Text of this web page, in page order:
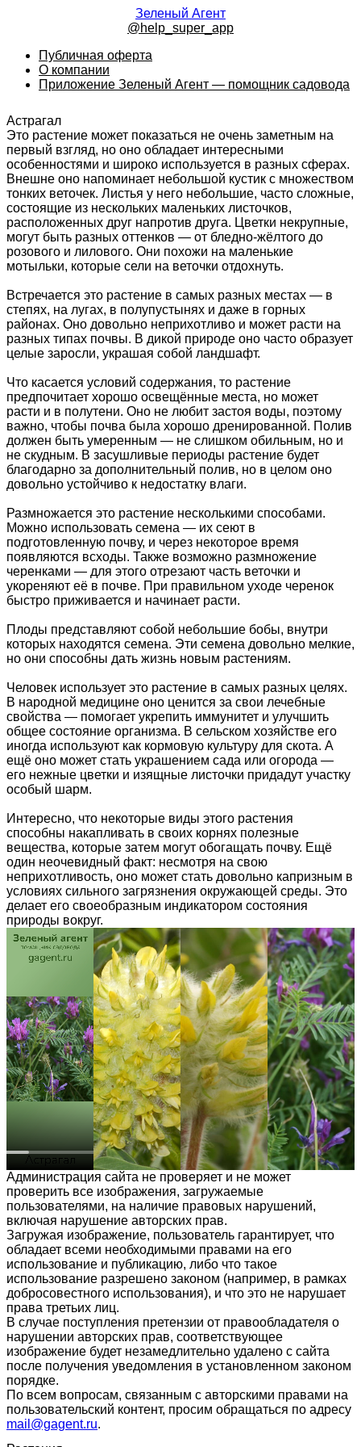
Зеленый Агент
@help_super_app
Публичная оферта
О компании
Приложение Зеленый Агент — помощник садовода
Астрагал
Это растение может показаться не очень заметным на
первый взгляд, но оно обладает интересными
особенностями и широко используется в разных сферах.
Внешне оно напоминает небольшой кустик с множеством
тонких веточек. Листья у него небольшие, часто сложные,
состоящие из нескольких маленьких листочков,
расположенных друг напротив друга. Цветки некрупные,
могут быть разных оттенков — от бледно-жёлтого до
розового и лилового. Они похожи на маленькие
мотыльки, которые сели на веточки отдохнуть.
Встречается это растение в самых разных местах — в
степях, на лугах, в полупустынях и даже в горных
районах. Оно довольно неприхотливо и может расти на
разных типах почвы. В дикой природе оно часто образует
целые заросли, украшая собой ландшафт.
Что касается условий содержания, то растение
предпочитает хорошо освещённые места, но может
расти и в полутени. Оно не любит застоя воды, поэтому
важно, чтобы почва была хорошо дренированной. Полив
должен быть умеренным — не слишком обильным, но и
не скудным. В засушливые периоды растение будет
благодарно за дополнительный полив, но в целом оно
довольно устойчиво к недостатку влаги.
Размножается это растение несколькими способами.
Можно использовать семена — их сеют в
подготовленную почву, и через некоторое время
появляются всходы. Также возможно размножение
черенками — для этого отрезают часть веточки и
укореняют её в почве. При правильном уходе черенок
быстро приживается и начинает расти.
Плоды представляют собой небольшие бобы, внутри
которых находятся семена. Эти семена довольно мелкие,
но они способны дать жизнь новым растениям.
Человек использует это растение в самых разных целях.
В народной медицине оно ценится за свои лечебные
свойства — помогает укрепить иммунитет и улучшить
общее состояние организма. В сельском хозяйстве его
иногда используют как кормовую культуру для скота. А
ещё оно может стать украшением сада или огорода —
его нежные цветки и изящные листочки придадут участку
особый шарм.
Интересно, что некоторые виды этого растения
способны накапливать в своих корнях полезные
вещества, которые затем могут обогащать почву. Ещё
один неочевидный факт: несмотря на свою
неприхотливость, оно может стать довольно капризным в
условиях сильного загрязнения окружающей среды. Это
делает его своеобразным индикатором состояния
природы вокруг.
Администрация сайта не проверяет и не может
проверить все изображения, загружаемые
пользователями, на наличие правовых нарушений,
включая нарушение авторских прав.
Загружая изображение, пользователь гарантирует, что
обладает всеми необходимыми правами на его
использование и публикацию, либо что такое
использование разрешено законом (например, в рамках
добросовестного использования), и что это не нарушает
права третьих лиц.
В случае поступления претензии от правообладателя о
нарушении авторских прав, соответствующее
изображение будет незамедлительно удалено с сайта
после получения уведомления в установленном законом
порядке.
По всем вопросам, связанным с авторскими правами на
пользовательский контент, просим обращаться по адресу
mail@gagent.ru.